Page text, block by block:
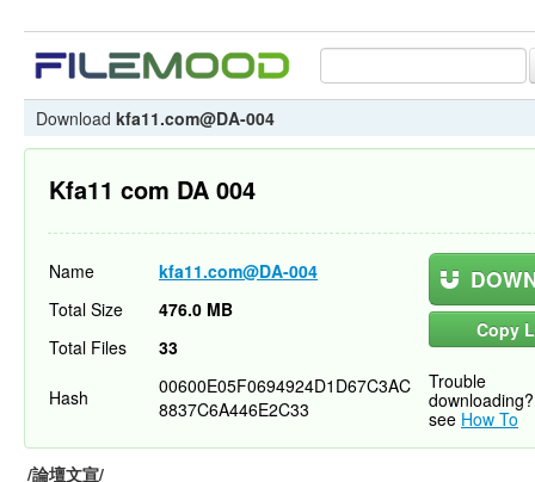
Download kfa11.com@DA-004
Kfa11 com DA 004
Name kfa11.com@DA-004
Copy
Trouble
downloading?
see How To
Total Size
476.0 MB
Total Files
33
Hash
00600E05F0694924D1D67C3AC
8837C6A446E2C33
/論壇文宣/